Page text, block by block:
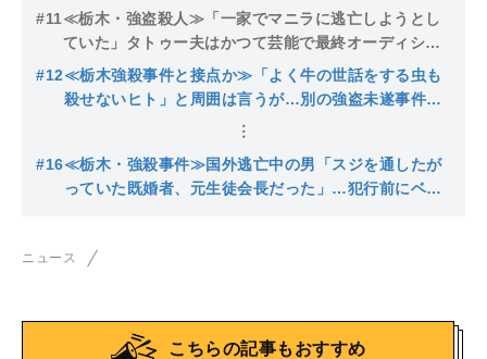
ながっていた16歳少年の素顔…遺族は「同じような苦
しみを味わってほしい」
#11≪栃木・強盗殺人≫「一家でマニラに逃亡しようとし
ていた」タトゥー夫はかつて芸能で最終オーディショ
ンまでいった“イケメン”も今やビール腹で仕事も続か
ず…知人がみた横顔
#12≪栃木強殺事件と接点か≫「よく牛の世話をする虫も
殺せないヒト」と周囲は言うが…別の強盗未遂事件で
逮捕された搾乳アルバイト男（20）「反社の付き合い
#16≪栃木・強殺事件≫国外逃亡中の男「スジを通したが
っていた既婚者、元生徒会長だった」…犯行前にベッ
ニュース
こちらの記事もおすすめ